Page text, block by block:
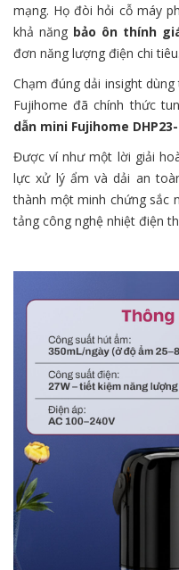
mạng. Họ đòi hỏi cỗ máy
khả năng bảo ôn thính
đơn năng lượng điện chi tiêu.
Chạm đúng dải insight
Fujihome đã chính thức
dẫn mini Fujihome
Được ví như một lời giải
lực xử lý ẩm và dải an
thành một minh chứng sắc
tảng công nghệ nhiệt điện